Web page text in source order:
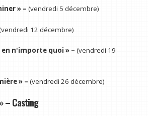
» – (vendredi 5 décembre)
12 décembre)
en n'importe quoi » – (vendredi 19
» – (vendredi 26 décembre)
– Casting